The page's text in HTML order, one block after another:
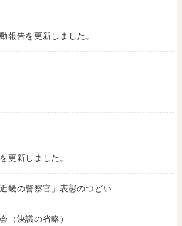
報告を更新しました。
更新しました。
畿の警察官」表彰のつどい
（決議の省略）